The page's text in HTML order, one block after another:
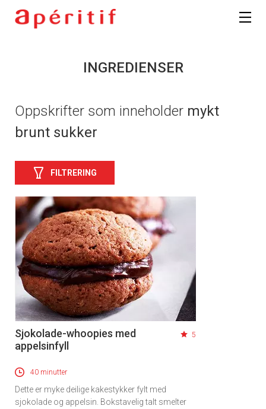
INGREDIENSER
Oppskrifter som inneholder mykt
brunt sukker
FILTRERING
Sjokolade-whoopies med
appelsinfyll
5
40 minutter
Dette er myke deilige kakestykker fylt med
sjokolade og appelsin. Bokstavelig talt smelter